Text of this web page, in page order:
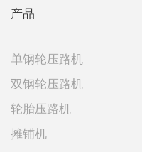
产品
单钢轮压路机
双钢轮压路机
轮胎压路机
摊铺机